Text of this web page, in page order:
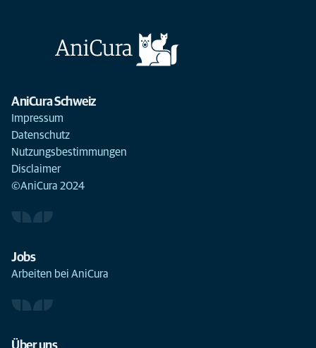
AniCura Schweiz
Impressum
Datenschutz
Nutzungsbestimmungen
Disclaimer
©AniCura 2024
Jobs
Arbeiten bei AniCura